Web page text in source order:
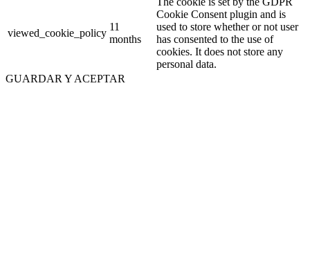
viewed_cookie_policy
11
months
Cookie Consent plugin and is
used to store whether or not user
has consented to the use of
cookies. It does not store any
personal data.
GUARDAR Y ACEPTAR